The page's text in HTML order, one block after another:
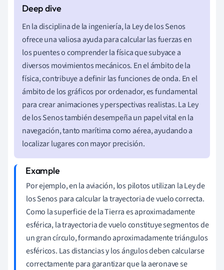
En la disciplina de la ingeniería, la Ley de los Senos
ofrece una valiosa ayuda para calcular las fuerzas en
los puentes o comprender la física que subyace a
diversos movimientos mecánicos. En el ámbito de la
física, contribuye a definir las funciones de onda. En el
ámbito de los gráficos por ordenador, es fundamental
para crear animaciones y perspectivas realistas. La Ley
de los Senos también desempeña un papel vital en la
navegación, tanto marítima como aérea, ayudando a
localizar lugares con mayor precisión.
Por ejemplo, en la aviación, los pilotos utilizan la Ley de
los Senos para calcular la trayectoria de vuelo correcta.
Como la superficie de la Tierra es aproximadamente
esférica, la trayectoria de vuelo constituye segmentos de
un gran círculo, formando aproximadamente triángulos
esféricos. Las distancias y los ángulos deben calcularse
correctamente para garantizar que la aeronave se